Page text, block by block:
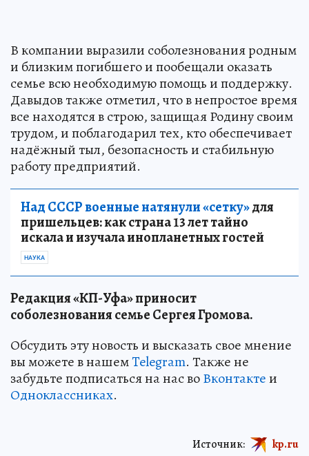
В компании выразили соболезнования родным
и близким погибшего и пообещали оказать
семье всю необходимую помощь и поддержку.
Давыдов также отметил, что в непростое время
все находятся в строю, защищая Родину своим
трудом, и поблагодарил тех, кто обеспечивает
надёжный тыл, безопасность и стабильную
работу предприятий.
Над СССР военные натянули «сетку»для
пришельцев: как страна 13 лет тайно
искала и изучала инопланетных гостей
НАУКА
Редакция «КП-Уфа» приносит
соболезнования семье Сергея Громова.
Обсудить эту новость и высказать свое мнение
вы можете в нашемTelegram. Также не
забудьте подписаться на нас воВконтактеи
Одноклассниках.
Источник: kp.ru